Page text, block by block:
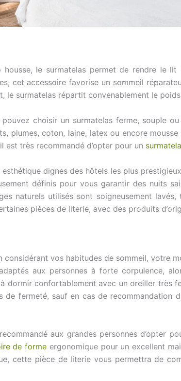
le surmatelas permet de rendre le
cet accessoire favorise un sommeil
surmatelas répartit convenablement le
choisir un surmatelas ferme, souple
plumes, coton, laine, latex ou encore
très recommandé d’opter pour un
dignes des hôtels les plus
définis pour vous garantir des nuits
naturels utilisés sont soigneusement
pièces de literie, avec des produits
vos habitudes de sommeil, votre
aux personnes à forte corpulence,
dormir confortablement avec un oreiller très
fermeté, sauf en cas de recommandation
aux grandes personnes d’opter
de forme ergonomique pour un excellent
cette pièce de literie vous permettra de